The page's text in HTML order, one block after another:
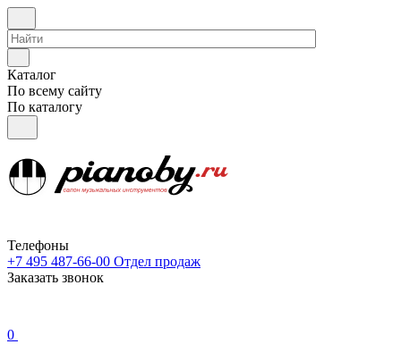
Каталог
По всему сайту
По каталогу
Телефоны
+7 495 487-66-00 Отдел продаж
Заказать звонок
0